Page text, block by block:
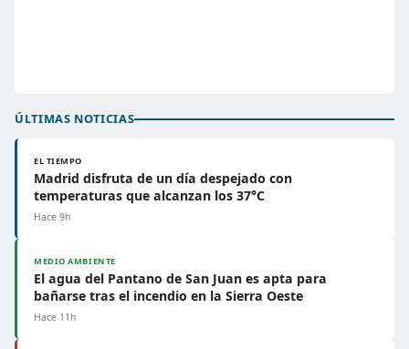
ÚLTIMAS NOTICIAS
EL TIEMPO
Madrid disfruta de un día despejado con
temperaturas que alcanzan los 37°C
Hace 9h
MEDIO AMBIENTE
El agua del Pantano de San Juan es apta para
bañarse tras el incendio en la Sierra Oeste
Hace 11h